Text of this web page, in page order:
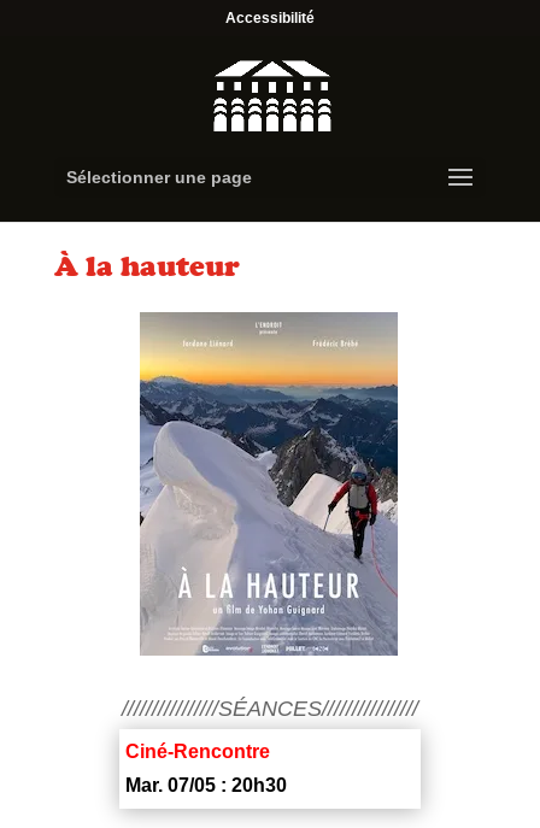
Accessibilité
Sélectionner une page
À la hauteur
////////////////SÉANCES////////////////
Ciné-Rencontre
Mar. 07/05 : 20h30